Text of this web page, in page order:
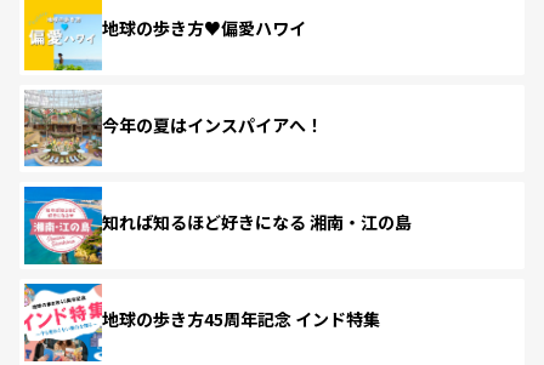
地球の歩き方♥偏愛ハワイ
今年の夏はインスパイアへ！
知れば知るほど好きになる 湘南・江の島
地球の歩き方45周年記念 インド特集